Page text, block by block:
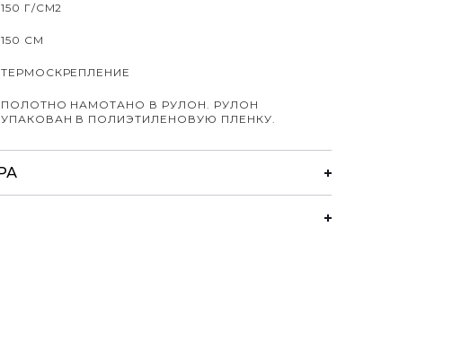
150 Г/СМ2
150 СМ
ТЕРМОСКРЕПЛЕНИЕ
ПОЛОТНО НАМОТАНО В РУЛОН. РУЛОН
УПАКОВАН В ПОЛИЭТИЛЕНОВУЮ ПЛЕНКУ.